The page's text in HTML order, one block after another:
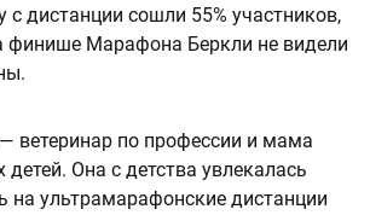
с дистанции сошли 55% участников,
финише Марафона Беркли не видели
ветеринар по профессии и мама
Она с детства увлекалась
на ультрамарафонские дистанции